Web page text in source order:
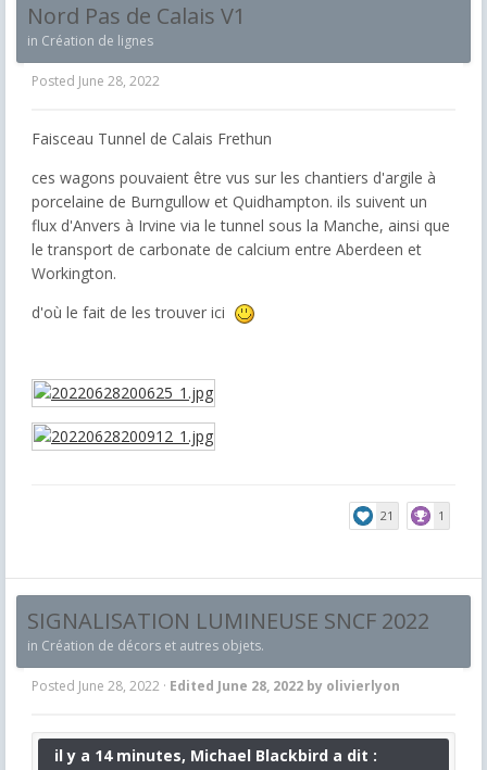
Nord Pas de Calais V1
in Création de lignes
Posted June 28, 2022
Faisceau Tunnel de Calais Frethun
ces wagons pouvaient être vus sur les chantiers d'argile à
porcelaine de Burngullow et Quidhampton. ils suivent un
flux d'Anvers à Irvine via le tunnel sous la Manche, ainsi que
le transport de carbonate de calcium entre Aberdeen et
Workington.
d'où le fait de les trouver ici
21 1
SIGNALISATION LUMINEUSE SNCF 2022
in Création de décors et autres objets.
Posted June 28, 2022 · Edited June 28, 2022 by olivierlyon
il y a 14 minutes, Michael Blackbird a dit :